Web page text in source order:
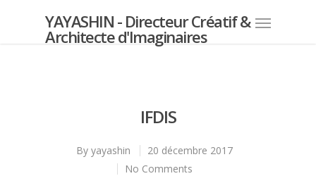
YAYASHIN - Directeur Créatif &
Architecte d'Imaginaires
IFDIS
By yayashin
20 décembre 2017
No Comments